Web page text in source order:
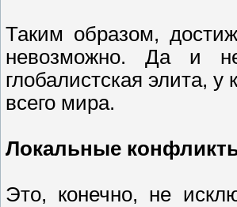
Таким образом,
невозможно. Да и
глобалистская элита,
всего мира.
Локальные
Это, конечно, не